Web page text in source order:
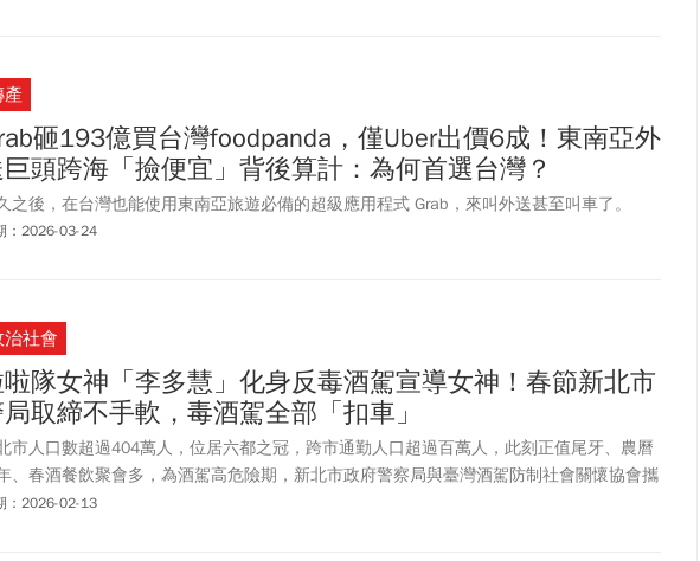
產
砸193億買台灣foodpanda，僅Uber出價6成！東南亞外
頭跨海「撿便宜」背後算計：為何首選台灣？
之後，在台灣也能使用東南亞旅遊必備的超級應用程式 Grab，來叫外送甚至叫車了。
：2026-03-24
治社會
隊女神「李多慧」化身反毒酒駕宣導女神！春節新北市
取締不手軟，毒酒駕全部「扣車」
市人口數超過404萬人，位居六都之冠，跨市通勤人口超過百萬人，此刻正值尾牙、農曆
、春酒餐飲聚會多，為酒駕高危險期，新北市政府警察局與臺灣酒駕防制社會關懷協會攜
酒駕與防毒駕倡議。週四(2/12)重磅邀請社群平台總追蹤人數超過260萬，個性親民熱衷
：2026-02-13